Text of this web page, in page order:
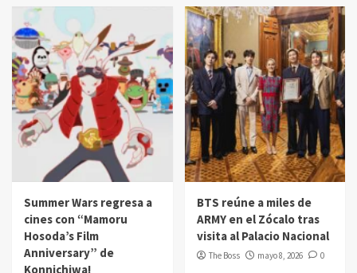
Summer Wars regresa a
cines con “Mamoru
Hosoda’s Film
Anniversary” de
Konnichiwa!
BTS reúne a miles de
ARMY en el Zócalo tras
visita al Palacio Nacional
The Boss mayo 8, 2026 0